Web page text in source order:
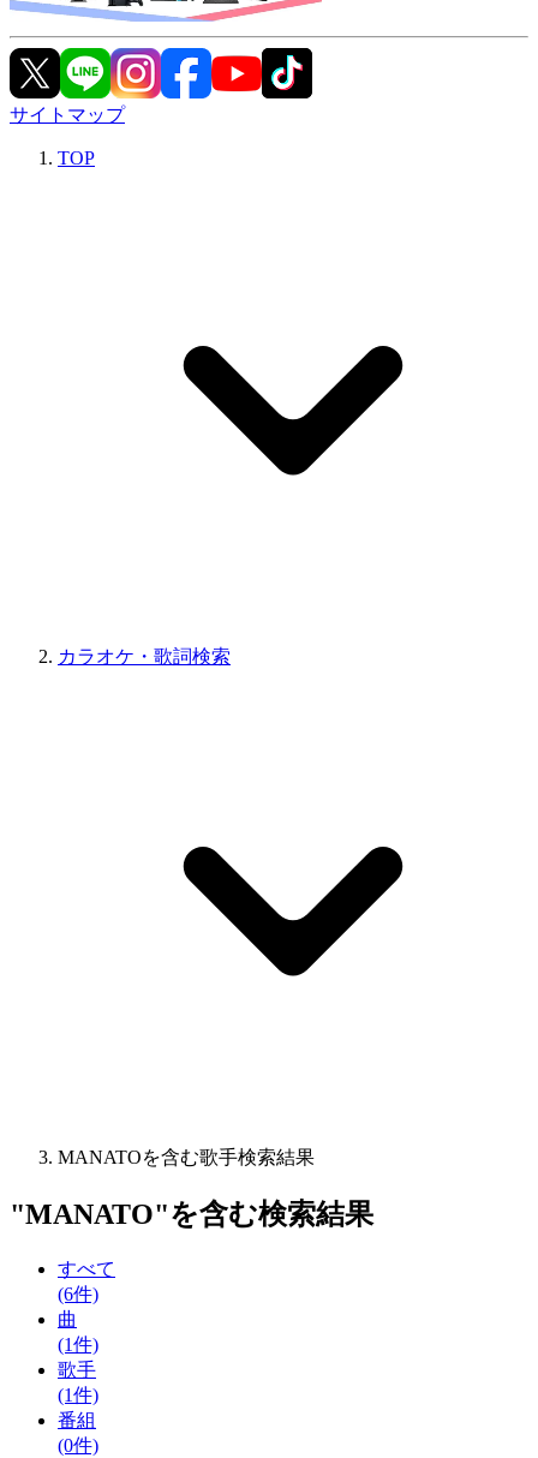
サイトマップ
TOP
カラオケ・歌詞検索
MANATOを含む歌手検索結果
"MANATO"を含む検索結果
すべて
(6件)
曲
(1件)
歌手
(1件)
番組
(0件)